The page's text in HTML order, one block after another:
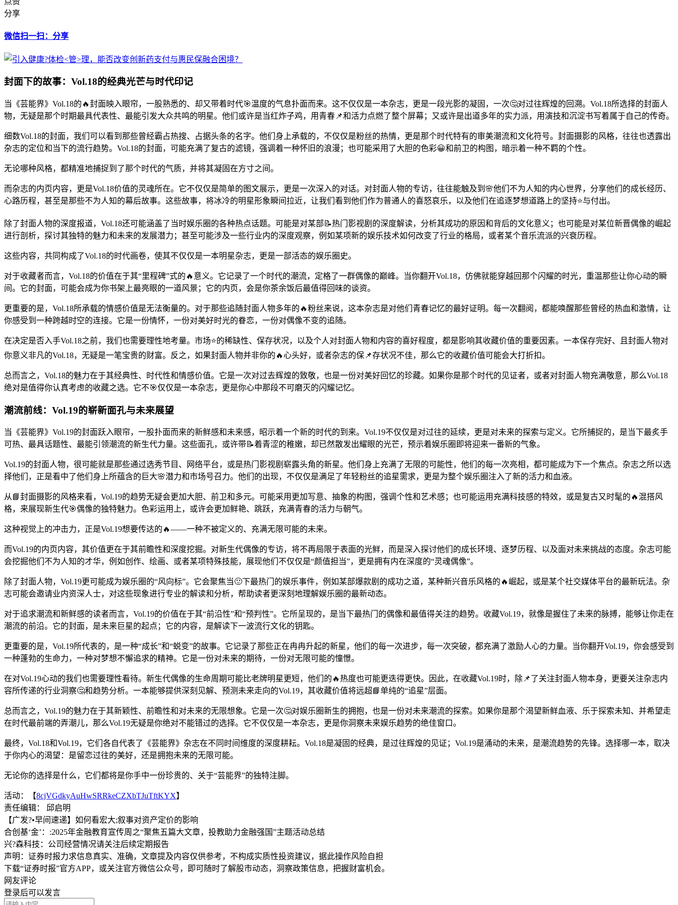
分享
微信扫一扫：分享
封面下的故事：Vol.18的经典光芒与时代印记
当《芸能界》Vol.18的🔥封面映入眼帘，一股熟悉的、却又带着时代🎯温度的气息扑面而来。这不仅仅是一本杂志，更是一段光影的凝固，一次🤔对过往辉煌的回溯。Vol.18所选择的封面人
物，无疑是那个时期最具代表性、最能引发大众共鸣的明星。他们或许是当红炸子鸡，用青春📌和活力点燃了整个屏幕；又或许是出道多年的实力派，用演技和沉淀书写着属于自己的传奇。
细数Vol.18的封面，我们可以看到那些曾经霸占热搜、占据头条的名字。他们身上承载的，不仅仅是粉丝的热情，更是那个时代特有的审美潮流和文化符号。封面摄影的风格，往往也透露出
杂志的定位和当下的流行趋势。Vol.18的封面，可能充满了复古的滤镜，强调着一种怀旧的浪漫；也可能采用了大胆的色彩😀和前卫的构图，暗示着一种不羁的个性。
无论哪种风格，都精准地捕捉到了那个时代的气质，并将其凝固在方寸之间。
而杂志的内页内容，更是Vol.18价值的灵魂所在。它不仅仅是简单的图文展示，更是一次深入的对话。对封面人物的专访，往往能触及到🌸他们不为人知的内心世界，分享他们的成长经历、
心路历程，甚至是那些不为人知的幕后故事。这些故事，将冰冷的明星形象瞬间拉近，让我们看到他们作为普通人的喜怒哀乐，以及他们在追逐梦想道路上的坚持⭐与付出。
除了封面人物的深度报道，Vol.18还可能涵盖了当时娱乐圈的各种热点话题。可能是对某部📝热门影视剧的深度解读，分析其成功的原因和背后的文化意义；也可能是对某位新晋偶像的崛起
进行剖析，探讨其独特的魅力和未来的发展潜力；甚至可能涉及一些行业内的深度观察，例如某项新的娱乐技术如何改变了行业的格局，或者某个音乐流派的兴衰历程。
这些内容，共同构成了Vol.18的时代画卷，使其不仅仅是一本明星杂志，更是一部活态的娱乐圈史。
对于收藏者而言，Vol.18的价值在于其“里程碑”式的🔥意义。它记录了一个时代的潮流，定格了一群偶像的巅峰。当你翻开Vol.18，仿佛就能穿越回那个闪耀的时光，重温那些让你心动的瞬
间。它的封面，可能会成为你书架上最亮眼的一道风景；它的内页，会是你茶余饭后最值得回味的谈资。
更重要的是，Vol.18所承载的情感价值是无法衡量的。对于那些追随封面人物多年的🔥粉丝来说，这本杂志是对他们青春记忆的最好证明。每一次翻阅，都能唤醒那些曾经的热血和激情，让
你感受到一种跨越时空的连接。它是一份情怀，一份对美好时光的眷恋，一份对偶像不变的追随。
在决定是否入手Vol.18之前，我们也需要理性地考量。市场⭐的稀缺性、保存状况，以及个人对封面人物和内容的喜好程度，都是影响其收藏价值的重要因素。一本保存完好、且封面人物对
你意义非凡的Vol.18，无疑是一笔宝贵的财富。反之，如果封面人物并非你的🔥心头好，或者杂志的保📌存状况不佳，那么它的收藏价值可能会大打折扣。
总而言之，Vol.18的魅力在于其经典性、时代性和情感价值。它是一次对过去辉煌的致敬，也是一份对美好回忆的珍藏。如果你是那个时代的见证者，或者对封面人物充满敬意，那么Vol.18
绝对是值得你认真考虑的收藏之选。它不🎯仅仅是一本杂志，更是你心中那段不可磨灭的闪耀记忆。
潮流前线：Vol.19的崭新面孔与未来展望
当《芸能界》Vol.19的封面跃入眼帘，一股扑面而来的新鲜感和未来感，昭示着一个新的时代的到来。Vol.19不仅仅是对过往的延续，更是对未来的探索与定义。它所捕捉的，是当下最炙手
可热、最具话题性、最能引领潮流的新生代力量。这些面孔，或许带📝着青涩的稚嫩，却已然散发出耀眼的光芒，预示着娱乐圈即将迎来一番新的气象。
Vol.19的封面人物，很可能就是那些通过选秀节目、网络平台，或是热门影视剧崭露头角的新星。他们身上充满了无限的可能性，他们的每一次亮相，都可能成为下一个焦点。杂志之所以选
择他们，正是看中了他们身上所蕴含的巨大🌸潜力和市场号召力。他们的出现，不仅仅是满足了年轻粉丝的追星需求，更是为整个娱乐圈注入了新的活力和血液。
从📘封面摄影的风格来看，Vol.19的趋势无疑会更加大胆、前卫和多元。可能采用更加写意、抽象的构图，强调个性和艺术感；也可能运用充满科技感的特效，或是复古又时髦的🔥混搭风
格，来展现新生代🎯偶像的独特魅力。色彩运用上，或许会更加鲜艳、跳跃，充满青春的活力与朝气。
这种视觉上的冲击力，正是Vol.19想要传达的🔥——一种不被定义的、充满无限可能的未来。
而Vol.19的内页内容，其价值更在于其前瞻性和深度挖掘。对新生代偶像的专访，将不再局限于表面的光鲜，而是深入探讨他们的成长环境、逐梦历程、以及面对未来挑战的态度。杂志可能
会挖掘他们不为人知的才华，例如创作、绘画、或者某项特殊技能，展现他们不仅仅是“颜值担当”，更是拥有内在深度的“灵魂偶像”。
除了封面人物，Vol.19更可能成为娱乐圈的“风向标”。它会聚焦当🙂下最热门的娱乐事件，例如某部爆款剧的成功之道，某种新兴音乐风格的🔥崛起，或是某个社交媒体平台的最新玩法。杂
志可能会邀请业内资深人士，对这些现象进行专业的解读和分析，帮助读者更深刻地理解娱乐圈的最新动态。
对于追求潮流和新鲜感的读者而言，Vol.19的价值在于其“前沿性”和“预判性”。它所呈现的，是当下最热门的偶像和最值得关注的趋势。收藏Vol.19，就像是握住了未来的脉搏，能够让你走在
潮流的前沿。它的封面，是未来巨星的起点；它的内容，是解读下一波流行文化的钥匙。
更重要的是，Vol.19所代表的，是一种“成长”和“蜕变”的故事。它记录了那些正在冉冉升起的新星，他们的每一次进步，每一次突破，都充满了激励人心的力量。当你翻开Vol.19，你会感受到
一种蓬勃的生命力，一种对梦想不懈追求的精神。它是一份对未来的期待，一份对无限可能的憧憬。
在对Vol.19心动的我们也需要理性看待。新生代偶像的生命周期可能比老牌明星更短，他们的🔥热度也可能更迭得更快。因此，在收藏Vol.19时，除📌了关注封面人物本身，更要关注杂志内
容所传递的行业洞察🤔和趋势分析。一本能够提供深刻见解、预测未来走向的Vol.19，其收藏价值将远超📘单纯的“追星”层面。
总而言之，Vol.19的魅力在于其新颖性、前瞻性和对未来的无限想象。它是一次🤔对娱乐圈新生的拥抱，也是一份对未来潮流的探索。如果你是那个渴望新鲜血液、乐于探索未知、并希望走
在时代最前端的弄潮儿，那么Vol.19无疑是你绝对不能错过的选择。它不仅仅是一本杂志，更是你洞察未来娱乐趋势的绝佳窗口。
最终，Vol.18和Vol.19，它们各自代表了《芸能界》杂志在不同时间维度的深度耕耘。Vol.18是凝固的经典，是过往辉煌的见证；Vol.19是涌动的未来，是潮流趋势的先锋。选择哪一本，取决
于你内心的渴望：是留恋过往的美好，还是拥抱未来的无限可能。
无论你的选择是什么，它们都将是你手中一份珍贵的、关于“芸能界”的独特注脚。
活动：【8cjVGdkyAuHwSRRkeCZXbTJuTftKYX】
责任编辑： 邱启明
【广发?•早间速递】如何看宏大;叙事对资产定价的影响
合创基‘金’：:2025年金融教育宣传周之“聚焦五篇大文章，投教助力金融强国”主题活动总结
兴?森科技：公司经营情况请关注后续定期报告
声明：证券时报力求信息真实、准确，文章提及内容仅供参考，不构成实质性投资建议，据此操作风险自担
下载“证券时报”官方APP，或关注官方微信公众号，即可随时了解股市动态，洞察政策信息，把握财富机会。
网友评论
登录后可以发言